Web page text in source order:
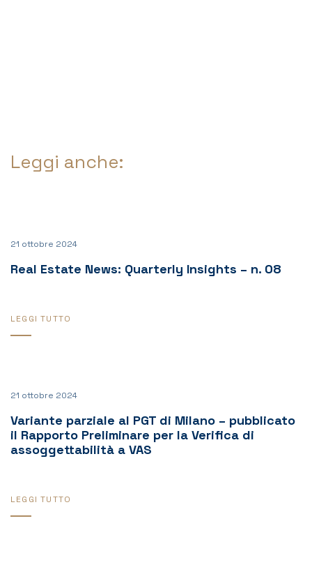
Leggi anche:
21 ottobre 2024
Real Estate News: Quarterly Insights – n. 08
LEGGI TUTTO
21 ottobre 2024
Variante parziale al PGT di Milano – pubblicato
il Rapporto Preliminare per la Verifica di
assoggettabilità a VAS
LEGGI TUTTO